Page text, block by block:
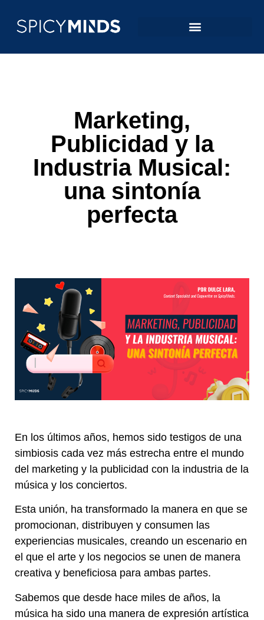
Marketing,
Publicidad y la
Industria Musical:
una sintonía
perfecta
En los últimos años, hemos sido testigos de una
simbiosis cada vez más estrecha entre el mundo
del marketing y la publicidad con la industria de la
música y los conciertos.
Esta unión, ha transformado la manera en que se
promocionan, distribuyen y consumen las
experiencias musicales, creando un escenario en
el que el arte y los negocios se unen de manera
creativa y beneficiosa para ambas partes.
Sabemos que desde hace miles de años, la
música ha sido una manera de expresión artística